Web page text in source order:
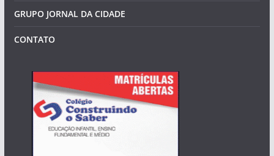
GRUPO JORNAL DA CIDADE
CONTATO